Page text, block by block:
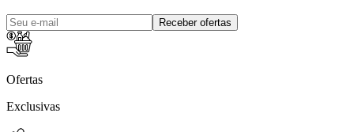
Receber ofertas
Ofertas
Exclusivas